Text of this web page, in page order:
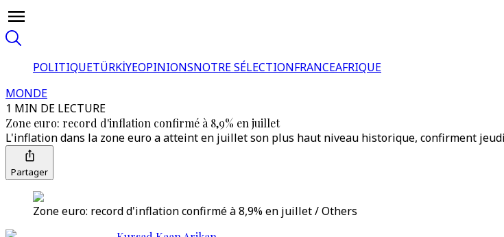
POLITIQUETÜRKİYEOPINIONSNOTRE SÉLECTIONFRANCEAFRIQUE
MONDE
1 MIN DE LECTURE
Zone euro: record d'inflation confirmé à 8,9% en juillet
L'inflation dans la zone euro a atteint en juillet son plus haut niveau historique, confirment
Partager
Zone euro: record d'inflation confirmé à 8,9% en juillet / Others